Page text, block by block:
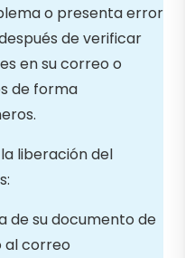
o presenta error
de verificar
en su correo o
de forma
liberación del
de su documento de
al correo